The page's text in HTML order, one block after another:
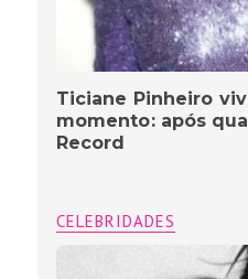
Ticiane Pinheiro
momento: após
Record
CELEBRIDADES